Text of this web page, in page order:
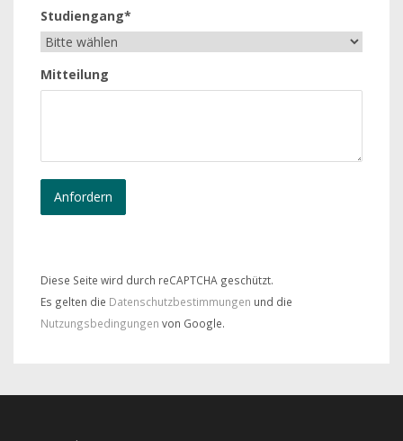
Studiengang*
Mitteilung
Diese Seite wird durch reCAPTCHA geschützt.
Es gelten die Datenschutzbestimmungen und die
Nutzungsbedingungen von Google.